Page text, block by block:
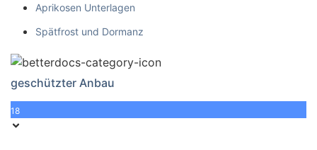
Aprikosen Unterlagen
Spätfrost und Dormanz
geschützter Anbau
18